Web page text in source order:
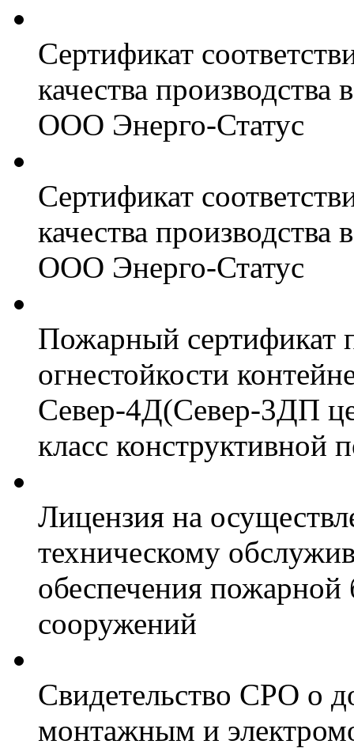
Сертификат
качества
ООО Энерго-Статус
Сертификат
качества
ООО Энерго-Статус
Пожарный сертификат
огнестойкости
Север-4Д(Север-3ДП
класс конструктивной
Лицензия на
техническому
обеспечения пожарной
сооружений
Свидетельство СРО о
монтажным и